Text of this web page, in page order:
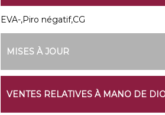
EVA-,Piro négatif,CG
MISES À JOUR
VENTES RELATIVES À MANO DE